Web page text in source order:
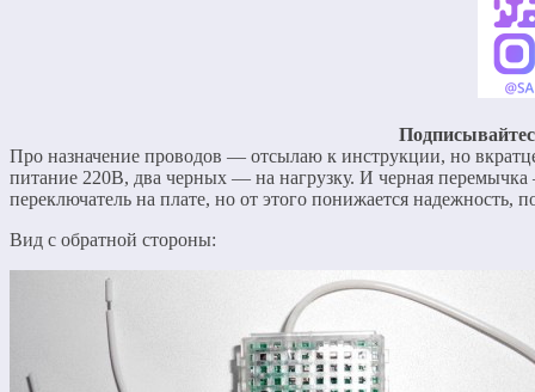
Про назначение проводов — отсылаю к инструкции, но
питание 220В, два черных — на нагрузку. И черная
переключатель на плате, но от этого понижается надежность,
Вид с обратной стороны: